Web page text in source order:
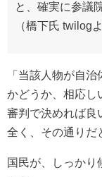
と、確実に参議
（橋下氏 twilogよ
「当該人物が自
かどうか、相応し
審判で決めれば良
全く、その通りだ
国民が、しっかり